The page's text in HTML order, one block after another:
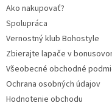
Ako nakupovať?
Spolupráca
Vernostný klub Bohostyle
Zbierajte lapače v
Všeobecné obchodné
Ochrana osobných údajov
Hodnotenie obchodu